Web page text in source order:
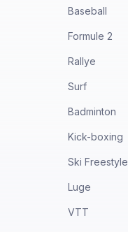
Baseball
Formule 2
Rallye
Surf
Badminton
Kick-boxing
Ski Freestyle
Luge
VTT